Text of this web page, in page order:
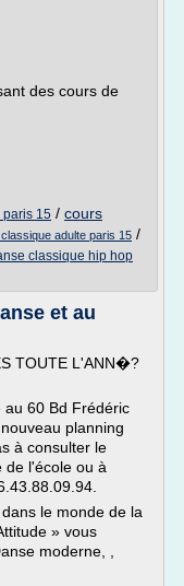
des cours de
paris 15 / cours
adulte paris 15 /
classique hip hop
et au
TOUTE L'ANN�?
au 60 Bd Frédéric
planning
à consulter le
de l'école ou à
le monde de la
» vous
moderne, ,